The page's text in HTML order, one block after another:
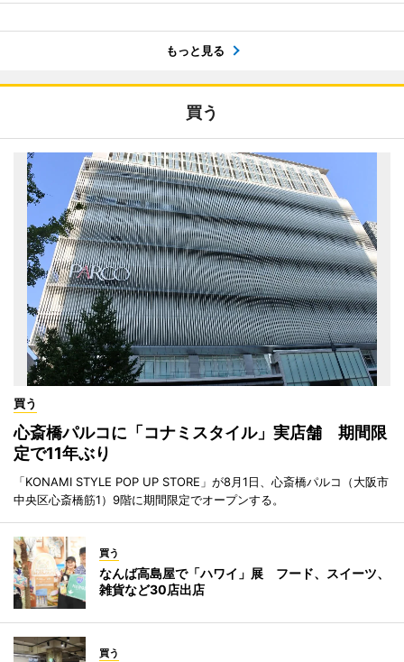
もっと見る
買う
買う
心斎橋パルコに「コナミスタイル」実店舗 期間限
定で11年ぶり
「KONAMI STYLE POP UP STORE」が8月1日、心斎橋パルコ（大阪市
中央区心斎橋筋1）9階に期間限定でオープンする。
買う
なんば高島屋で「ハワイ」展 フード、スイーツ、
雑貨など30店出店
買う